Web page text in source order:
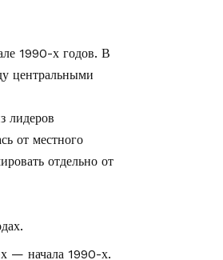
1990-х годов. В
центральными
лидеров
от местного
отдельно от
х — начала 1990-х.